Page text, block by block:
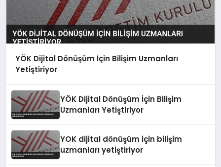
YÖK Dijital Dönüşüm İçin Bilişim Uzmanları
Yetiştiriyor
YÖK Dijital Dönüşüm İçin Bilişim
Uzmanları Yetiştiriyor
YOK dijital dönüşüm için bilişim
uzmanları yetiştiriyor